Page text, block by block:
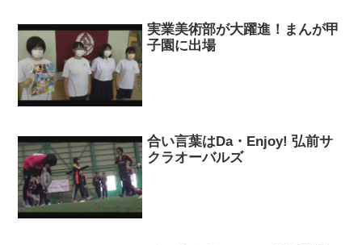
実業美術部が大躍進！まんが甲
子園に出場
合い言葉はDa・Enjoy! 弘前サ
クラオーバルズ